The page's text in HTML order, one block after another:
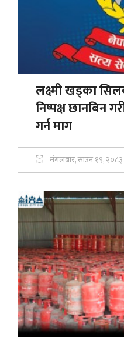
लक्ष्मी खड्का
निष्पक्ष छानबिन
गर्न माग
मंगलबार, साउन १९, २०८३